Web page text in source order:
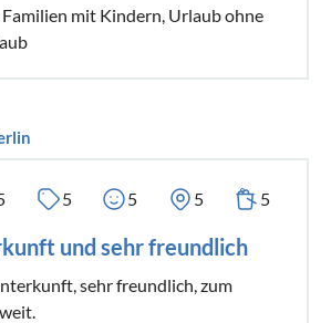
Familien mit Kindern, Urlaub ohne
5 5 5 5
und sehr freundlich
sehr freundlich, zum